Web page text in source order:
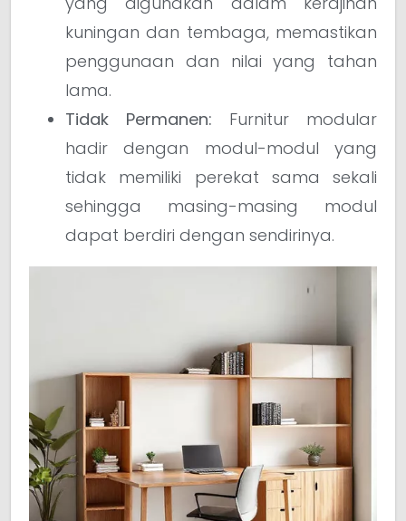
kuningan dan tembaga, memastikan
penggunaan dan nilai yang tahan
lama.
Tidak Permanen: Furnitur modular
hadir dengan modul-modul yang
tidak memiliki perekat sama sekali
sehingga masing-masing modul
dapat berdiri dengan sendirinya.